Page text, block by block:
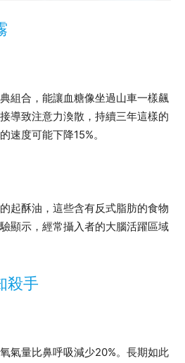
組合，能讓血糖像坐過山車一樣飆
導致注意力渙散，持續三年這樣的
速度可能下降15%。
起酥油，這些含有反式脂肪的食物
顯示，經常攝入者的大腦活躍區域
殺手
氣量比鼻呼吸減少20%。長期如此